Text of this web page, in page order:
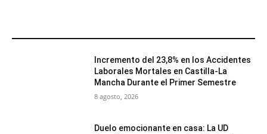
Incremento del 23,8% en los Accidentes
Laborales Mortales en Castilla-La
Mancha Durante el Primer Semestre
8 agosto, 2026
Duelo emocionante en casa: La UD